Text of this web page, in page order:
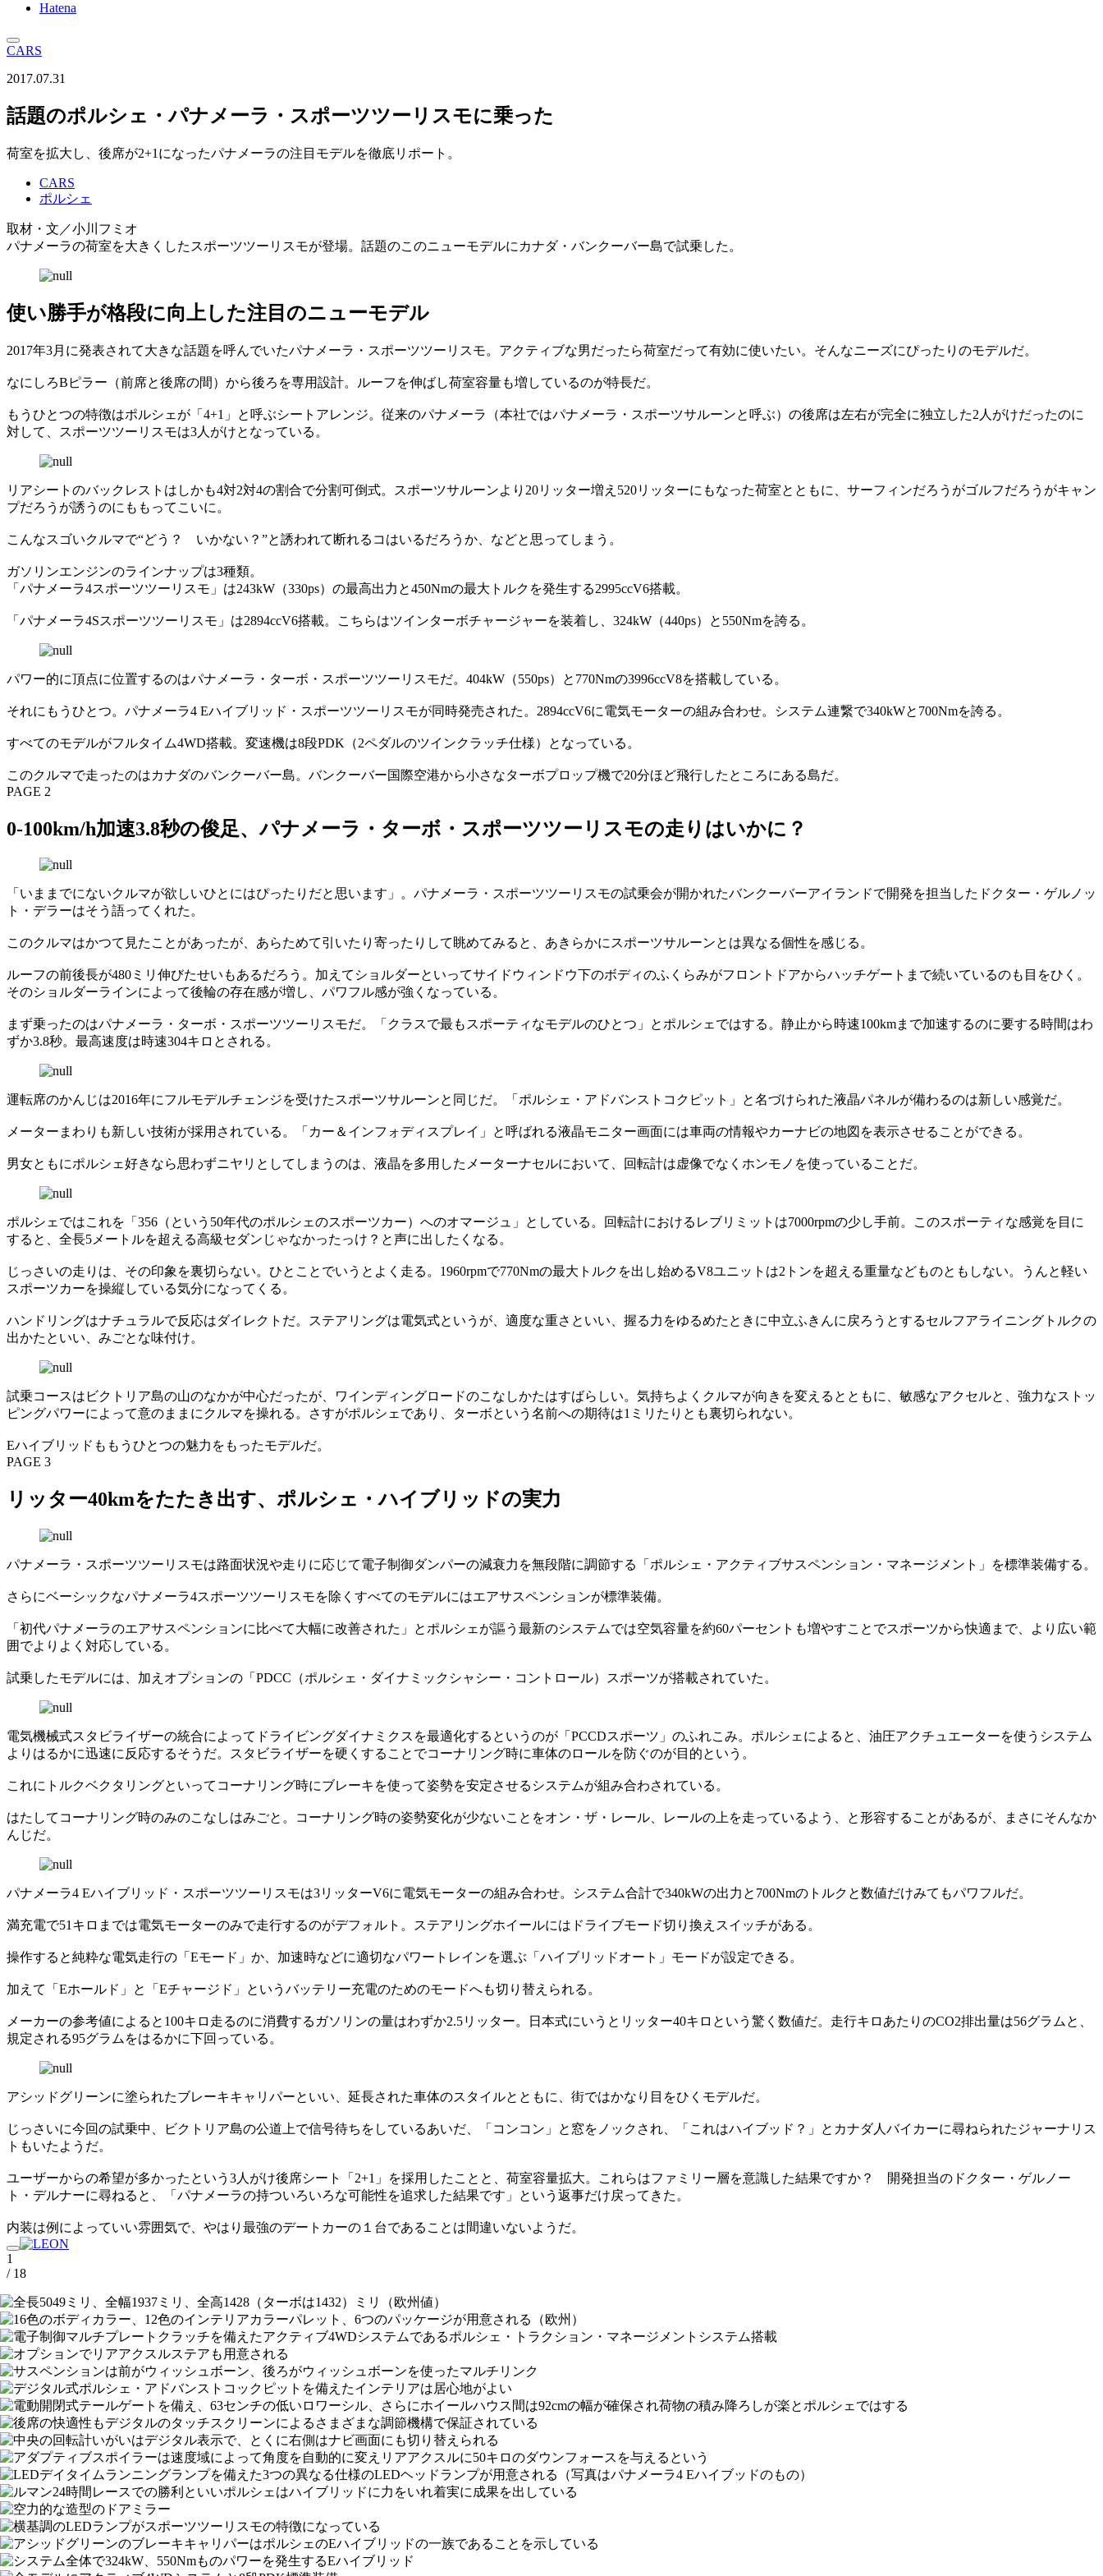
Hatena
CARS
2017.07.31
話題のポルシェ・パナメーラ・スポーツツーリスモに乗った
荷室を拡大し、後席が2+1になったパナメーラの注目モデルを徹底リポート。
CARS
ポルシェ
取材・文／小川フミオ
パナメーラの荷室を大きくしたスポーツツーリスモが登場。話題のこのニューモデルにカナダ・バンクーバー島で試乗した。
使い勝手が格段に向上した注目のニューモデル
2017年3月に発表されて大きな話題を呼んでいたパナメーラ・スポーツツーリスモ。アクティブな男だったら荷室だって有効に使いたい。そんなニーズにぴったりのモデルだ。
なにしろBピラー（前席と後席の間）から後ろを専用設計。ルーフを伸ばし荷室容量も増しているのが特長だ。
もうひとつの特徴はポルシェが「4+1」と呼ぶシートアレンジ。従来のパナメーラ（本社ではパナメーラ・スポーツサルーンと呼ぶ）の後席は左右が完全に独立した2人がけだったのに
対して、スポーツツーリスモは3人がけとなっている。
リアシートのバックレストはしかも4対2対4の割合で分割可倒式。スポーツサルーンより20リッター増え520リッターにもなった荷室とともに、サーフィンだろうがゴルフだろうがキャン
プだろうが誘うのにももってこいに。
こんなスゴいクルマで“どう？ いかない？”と誘われて断れるコはいるだろうか、などと思ってしまう。
ガソリンエンジンのラインナップは3種類。
「パナメーラ4スポーツツーリスモ」は243kW（330ps）の最高出力と450Nmの最大トルクを発生する2995ccV6搭載。
「パナメーラ4Sスポーツツーリスモ」は2894ccV6搭載。こちらはツインターボチャージャーを装着し、324kW（440ps）と550Nmを誇る。
パワー的に頂点に位置するのはパナメーラ・ターボ・スポーツツーリスモだ。404kW（550ps）と770Nmの3996ccV8を搭載している。
それにもうひとつ。パナメーラ4 Eハイブリッド・スポーツツーリスモが同時発売された。2894ccV6に電気モーターの組み合わせ。システム連繋で340kWと700Nmを誇る。
すべてのモデルがフルタイム4WD搭載。変速機は8段PDK（2ペダルのツインクラッチ仕様）となっている。
このクルマで走ったのはカナダのバンクーバー島。バンクーバー国際空港から小さなターボプロップ機で20分ほど飛行したところにある島だ。
PAGE 2
0-100km/h加速3.8秒の俊足、パナメーラ・ターボ・スポーツツーリスモの走りはいかに？
「いままでにないクルマが欲しいひとにはぴったりだと思います」。パナメーラ・スポーツツーリスモの試乗会が開かれたバンクーバーアイランドで開発を担当したドクター・ゲルノッ
ト・デラーはそう語ってくれた。
このクルマはかつて見たことがあったが、あらためて引いたり寄ったりして眺めてみると、あきらかにスポーツサルーンとは異なる個性を感じる。
ルーフの前後長が480ミリ伸びたせいもあるだろう。加えてショルダーといってサイドウィンドウ下のボディのふくらみがフロントドアからハッチゲートまで続いているのも目をひく。
そのショルダーラインによって後輪の存在感が増し、パワフル感が強くなっている。
まず乗ったのはパナメーラ・ターボ・スポーツツーリスモだ。「クラスで最もスポーティなモデルのひとつ」とポルシェではする。静止から時速100kmまで加速するのに要する時間はわ
ずか3.8秒。最高速度は時速304キロとされる。
運転席のかんじは2016年にフルモデルチェンジを受けたスポーツサルーンと同じだ。「ポルシェ・アドバンストコクピット」と名づけられた液晶パネルが備わるのは新しい感覚だ。
メーターまわりも新しい技術が採用されている。「カー＆インフォディスプレイ」と呼ばれる液晶モニター画面には車両の情報やカーナビの地図を表示させることができる。
男女ともにポルシェ好きなら思わずニヤリとしてしまうのは、液晶を多用したメーターナセルにおいて、回転計は虚像でなくホンモノを使っていることだ。
ポルシェではこれを「356（という50年代のポルシェのスポーツカー）へのオマージュ」としている。回転計におけるレブリミットは7000rpmの少し手前。このスポーティな感覚を目に
すると、全長5メートルを超える高級セダンじゃなかったっけ？と声に出したくなる。
じっさいの走りは、その印象を裏切らない。ひとことでいうとよく走る。1960rpmで770Nmの最大トルクを出し始めるV8ユニットは2トンを超える重量などものともしない。うんと軽い
スポーツカーを操縦している気分になってくる。
ハンドリングはナチュラルで反応はダイレクトだ。ステアリングは電気式というが、適度な重さといい、握る力をゆるめたときに中立ふきんに戻ろうとするセルフアライニングトルクの
出かたといい、みごとな味付け。
試乗コースはビクトリア島の山のなかが中心だったが、ワインディングロードのこなしかたはすばらしい。気持ちよくクルマが向きを変えるとともに、敏感なアクセルと、強力なストッ
ピングパワーによって意のままにクルマを操れる。さすがポルシェであり、ターボという名前への期待は1ミリたりとも裏切られない。
Eハイブリッドももうひとつの魅力をもったモデルだ。
PAGE 3
リッター40kmをたたき出す、ポルシェ・ハイブリッドの実力
パナメーラ・スポーツツーリスモは路面状況や走りに応じて電子制御ダンパーの減衰力を無段階に調節する「ポルシェ・アクティブサスペンション・マネージメント」を標準装備する。
さらにベーシックなパナメーラ4スポーツツーリスモを除くすべてのモデルにはエアサスペンションが標準装備。
「初代パナメーラのエアサスペンションに比べて大幅に改善された」とポルシェが謳う最新のシステムでは空気容量を約60パーセントも増やすことでスポーツから快適まで、より広い範
囲でよりよく対応している。
試乗したモデルには、加えオプションの「PDCC（ポルシェ・ダイナミックシャシー・コントロール）スポーツが搭載されていた。
電気機械式スタビライザーの統合によってドライビングダイナミクスを最適化するというのが「PCCDスポーツ」のふれこみ。ポルシェによると、油圧アクチュエーターを使うシステム
よりはるかに迅速に反応するそうだ。スタビライザーを硬くすることでコーナリング時に車体のロールを防ぐのが目的という。
これにトルクベクタリングといってコーナリング時にブレーキを使って姿勢を安定させるシステムが組み合わされている。
はたしてコーナリング時のみのこなしはみごと。コーナリング時の姿勢変化が少ないことをオン・ザ・レール、レールの上を走っているよう、と形容することがあるが、まさにそんなか
んじだ。
パナメーラ4 Eハイブリッド・スポーツツーリスモは3リッターV6に電気モーターの組み合わせ。システム合計で340kWの出力と700Nmのトルクと数値だけみてもパワフルだ。
満充電で51キロまでは電気モーターのみで走行するのがデフォルト。ステアリングホイールにはドライブモード切り換えスイッチがある。
操作すると純粋な電気走行の「Eモード」か、加速時などに適切なパワートレインを選ぶ「ハイブリッドオート」モードが設定できる。
加えて「Eホールド」と「Eチャージド」というバッテリー充電のためのモードへも切り替えられる。
メーカーの参考値によると100キロ走るのに消費するガソリンの量はわずか2.5リッター。日本式にいうとリッター40キロという驚く数値だ。走行キロあたりのCO2排出量は56グラムと、
規定される95グラムをはるかに下回っている。
アシッドグリーンに塗られたブレーキキャリパーといい、延長された車体のスタイルとともに、街ではかなり目をひくモデルだ。
じっさいに今回の試乗中、ビクトリア島の公道上で信号待ちをしているあいだ、「コンコン」と窓をノックされ、「これはハイブッド？」とカナダ人バイカーに尋ねられたジャーナリス
トもいたようだ。
ユーザーからの希望が多かったという3人がけ後席シート「2+1」を採用したことと、荷室容量拡大。これらはファミリー層を意識した結果ですか？ 開発担当のドクター・ゲルノー
ト・デルナーに尋ねると、「パナメーラの持ついろいろな可能性を追求した結果です」という返事だけ戻ってきた。
内装は例によっていい雰囲気で、やはり最強のデートカーの１台であることは間違いないようだ。
1
/ 18